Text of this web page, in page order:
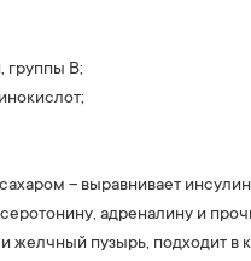
группы В;
– выравнивает
адреналину и
желчный пузырь, подходит